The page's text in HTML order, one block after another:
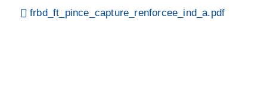
frbd_ft_pince_capture_renforcee_ind_a.pdf